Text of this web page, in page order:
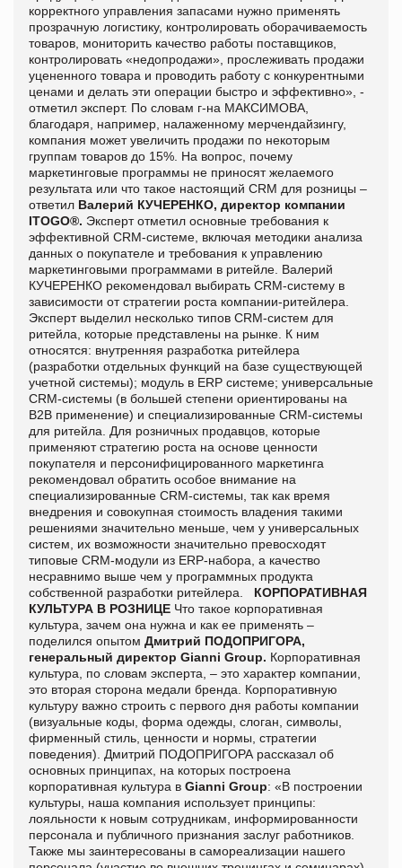
корректного управления запасами нужно применять
прозрачную логистику, контролировать оборачиваемость
товаров, мониторить качество работы поставщиков,
контролировать «недопродажи», прослеживать продажи
уцененного товара и проводить работу с конкурентными
ценами и делать эти операции быстро и эффективно», -
отметил эксперт. По словам г-на МАКСИМОВА,
благодаря, например, налаженному мерчендайзингу,
компания может увеличить продажи по некоторым
группам товаров до 15%. На вопрос, почему
маркетинговые программы не приносят желаемого
результата или что такое настоящий CRM для розницы –
ответил Валерий КУЧЕРЕНКО, директор компании
ITOGO®. Эксперт отметил основные требования к
эффективной CRM-системе, включая методики анализа
данных о покупателе и требования к управлению
маркетинговыми программами в ритейле. Валерий
КУЧЕРЕНКО рекомендовал выбирать CRM-систему в
зависимости от стратегии роста компании-ритейлера.
Эксперт выделил несколько типов CRM-систем для
ритейла, которые представлены на рынке. К ним
относятся: внутренняя разработка ритейлера
(разработки отдельных функций на базе существующей
учетной системы); модуль в ERP системе; универсальные
CRM-системы (в большей степени ориентированы на
B2B применение) и специализированные CRM-системы
для ритейла. Для розничных продавцов, которые
применяют стратегию роста на основе ценности
покупателя и персонифицированного маркетинга
рекомендовал обратить особое внимание на
специализированные CRM-системы, так как время
внедрения и совокупная стоимость владения такими
решениями значительно меньше, чем у универсальных
систем, их возможности значительно превосходят
типовые CRM-модули из ERP-набора, а качество
несравнимо выше чем у программных продукта
собственной разработки ритейлера.
КОРПОРАТИВНАЯ
КУЛЬТУРА В РОЗНИЦЕ Что такое корпоративная
культура, зачем она нужна и как ее применять –
поделился опытом Дмитрий ПОДОПРИГОРА,
генеральный директор Gianni Group. Корпоративная
культура, по словам эксперта, – это характер компании,
это вторая сторона медали бренда. Корпоративную
культуру важно строить с первого дня работы компании
(визуальные коды, форма одежды, слоган, символы,
фирменный стиль, ценности и нормы, стратегии
поведения). Дмитрий ПОДОПРИГОРА рассказал об
основных принципах, на которых построена
корпоративная культура в Gianni Group: «В построении
культуры, наша компания использует принципы:
лояльности к новым сотрудникам, информированности
персонала и публичного признания заслуг работников.
Также мы заинтересованы в самореализации нашего